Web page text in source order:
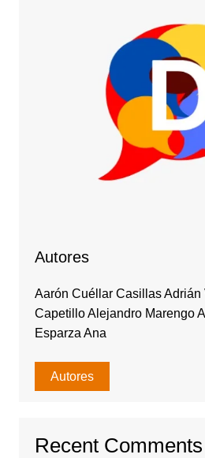
Autores
Aarón Cuéllar Casillas Adrián
Capetillo Alejandro Marengo
Esparza Ana
Autores
Recent Comments